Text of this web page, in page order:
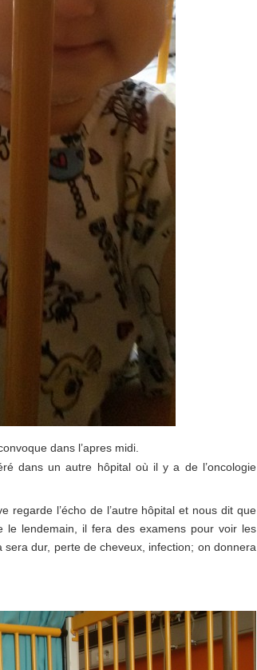
dans l’apres midi.
dans un autre hôpital où il y a de l’oncologie
regarde l’écho de l’autre hôpital et nous dit que
le lendemain, il fera des examens pour voir les
dur, perte de cheveux, infection; on donnera